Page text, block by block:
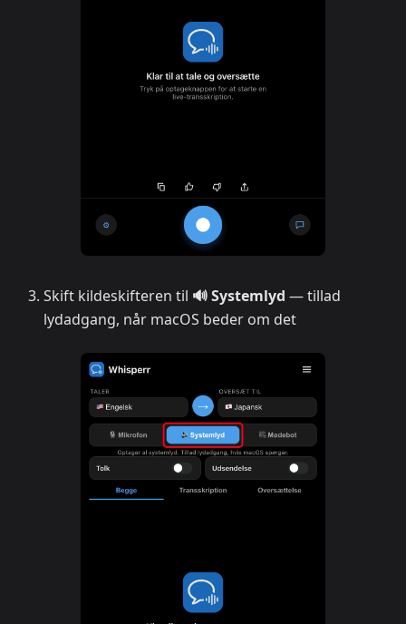
Skift kildeskifteren til 🔊 Systemlyd — tillad
lydadgang, når macOS beder om det